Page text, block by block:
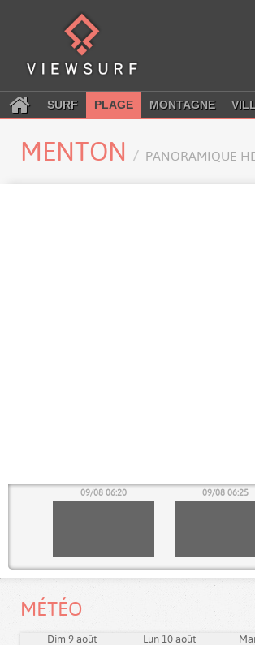
SURF PLAGE MONTAGNE
MENTON PANORAMIQUE
09/08 06:20 09/08 06:25
MÉTÉO
Dim 9 août Lun 10 août